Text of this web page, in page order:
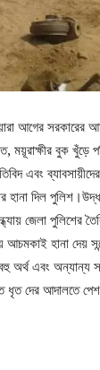
আগের সরকারের
ময়ূরাক্ষীর বুক
এবং
হানা দিল
জেলা পুলিশের
হানা দেয়
এবং অন্যান্য
দের আদালতে পেশ